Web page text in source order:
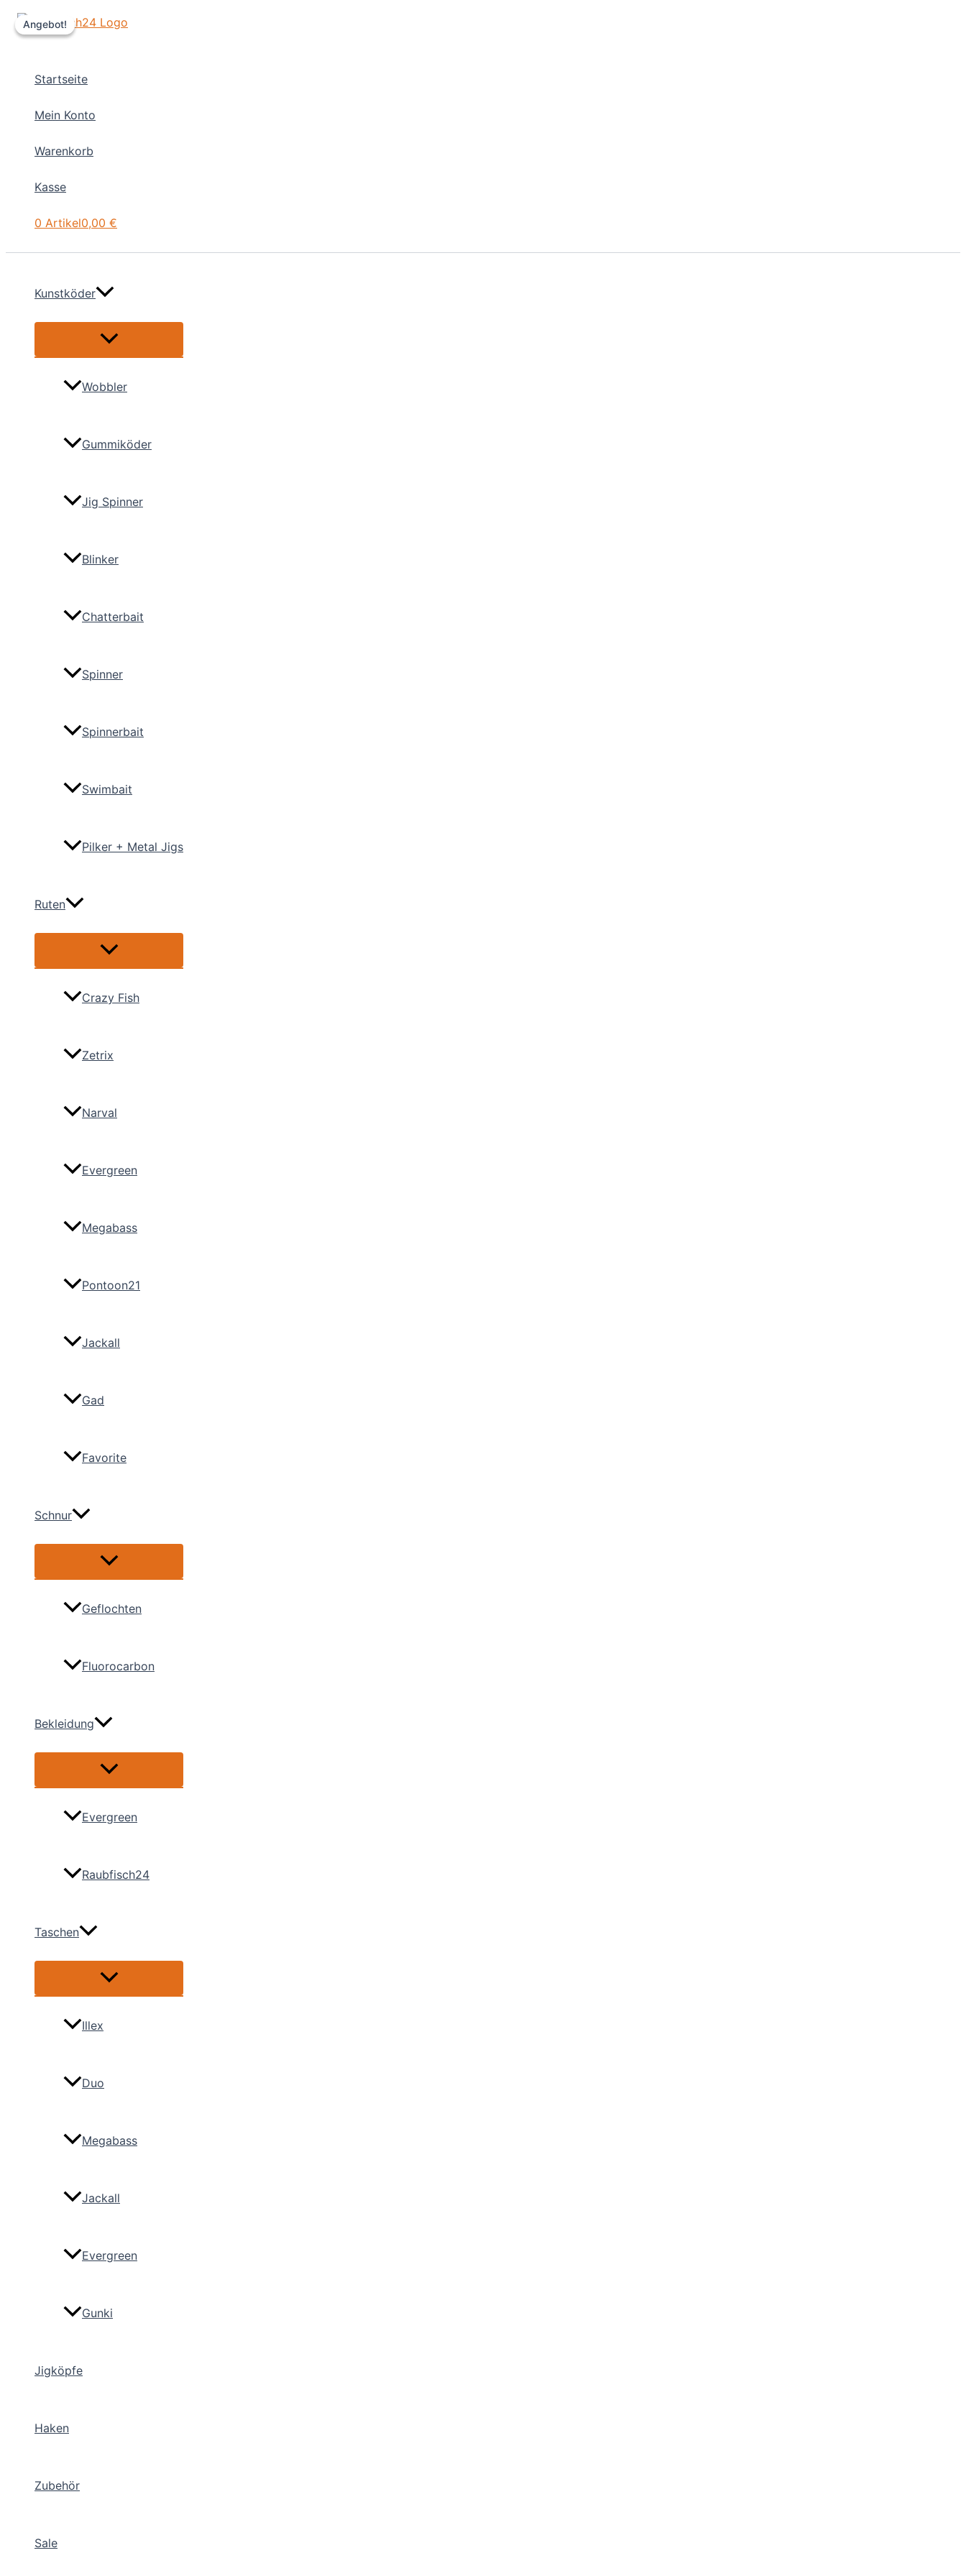
Zum
Inhalt
Startseite
Mein Konto
Warenkorb
Kasse
0 Artikel0,00 €
Kunstköder
Menü
Wobbler
Gummiköder
Jig Spinner
Blinker
Chatterbait
Spinner
Spinnerbait
Swimbait
Pilker + Metal Jigs
Ruten
Menü
Crazy Fish
Zetrix
Narval
Evergreen
Megabass
Pontoon21
Jackall
Gad
Favorite
Schnur
Menü
Geflochten
Fluorocarbon
Bekleidung
Menü
Evergreen
Raubfisch24
Taschen
Menü
Illex
Duo
Megabass
Jackall
Evergreen
Gunki
Jigköpfe
Haken
Zubehör
Sale
Angebot!
Angebot!